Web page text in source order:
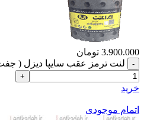
3.900.000 تومان
لنت ترمز عقب سایپا دیزل ( جفت
خرید
اتمام موجودی